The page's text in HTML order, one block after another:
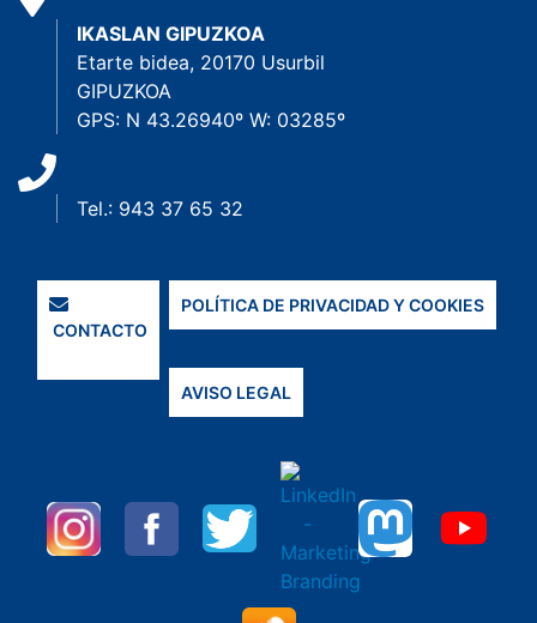
IKASLAN GIPUZKOA
Etarte bidea, 20170 Usurbil
GIPUZKOA
GPS: N 43.26940º W: 03285º
Tel.: 943 37 65 32
CONTACTO
POLÍTICA DE PRIVACIDAD Y COOKIES
AVISO LEGAL